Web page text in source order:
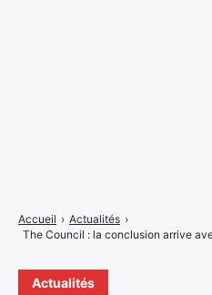
Actualités
Accueil › Actualités ›
The Council : la conclusion arrive